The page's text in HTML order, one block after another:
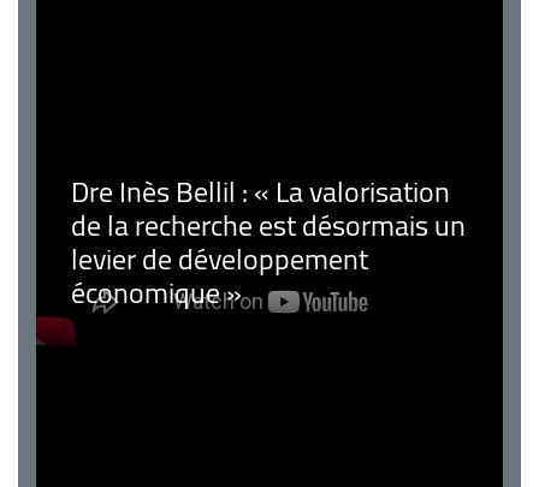
Dre Inès Bellil : « La valorisation
de la recherche est désormais un
levier de développement
économique »